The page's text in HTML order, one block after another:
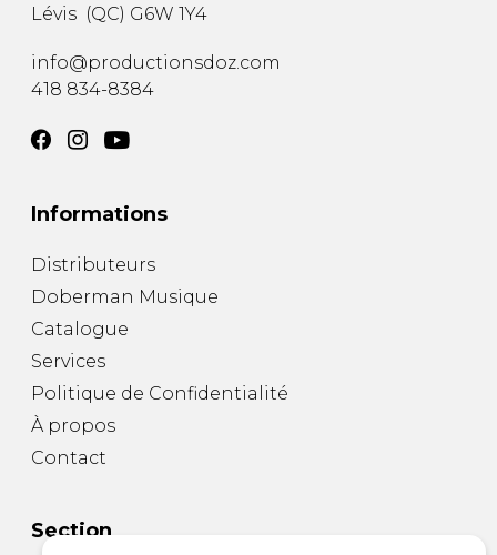
Lévis (QC) G6W 1Y4
info@productionsdoz.com
418 834-8384
Informations
Distributeurs
Doberman Musique
Catalogue
Services
Politique de Confidentialité
À propos
Contact
Section